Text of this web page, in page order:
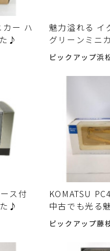
ー ハ
♪
魅力溢れる イ
グリーンミニ
ピックアップ浜
ス付
♪
KOMATSU
中古でも光る
しました♪
ピックアップ藤